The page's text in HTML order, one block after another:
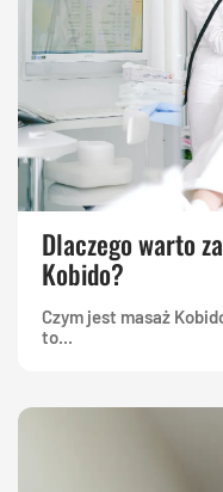
Dlaczego warto
Kobido?
Czym jest masaż
to...